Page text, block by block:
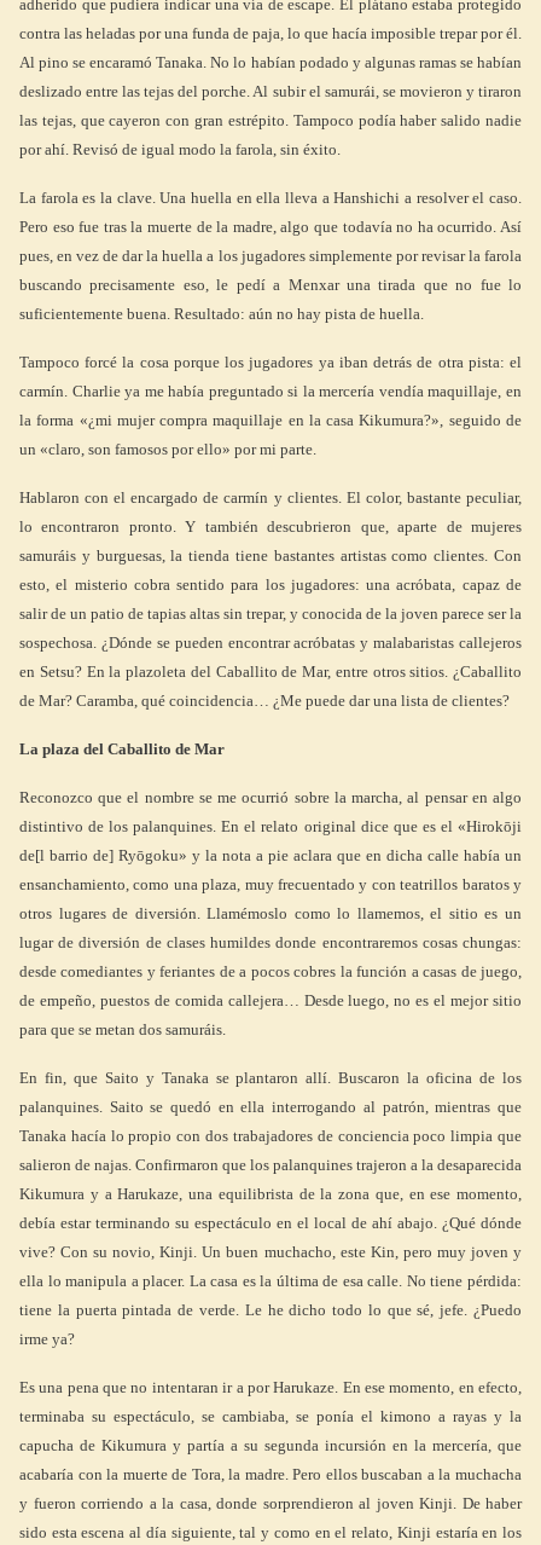
adherido que pudiera indicar una vía de escape. El plátano estaba protegido
contra las heladas por una funda de paja, lo que hacía imposible trepar por él.
Al pino se encaramó Tanaka. No lo habían podado y algunas ramas se habían
deslizado entre las tejas del porche. Al subir el samurái, se movieron y tiraron
las tejas, que cayeron con gran estrépito. Tampoco podía haber salido nadie
por ahí. Revisó de igual modo la farola, sin éxito.
La farola es la clave. Una huella en ella lleva a Hanshichi a resolver el caso.
Pero eso fue tras la muerte de la madre, algo que todavía no ha ocurrido. Así
pues, en vez de dar la huella a los jugadores simplemente por revisar la farola
buscando precisamente eso, le pedí a Menxar una tirada que no fue lo
suficientemente buena. Resultado: aún no hay pista de huella.
Tampoco forcé la cosa porque los jugadores ya iban detrás de otra pista: el
carmín. Charlie ya me había preguntado si la mercería vendía maquillaje, en
la forma «¿mi mujer compra maquillaje en la casa Kikumura?», seguido de
un «claro, son famosos por ello» por mi parte.
Hablaron con el encargado de carmín y clientes. El color, bastante peculiar,
lo encontraron pronto. Y también descubrieron que, aparte de mujeres
samuráis y burguesas, la tienda tiene bastantes artistas como clientes. Con
esto, el misterio cobra sentido para los jugadores: una acróbata, capaz de
salir de un patio de tapias altas sin trepar, y conocida de la joven parece ser la
sospechosa. ¿Dónde se pueden encontrar acróbatas y malabaristas callejeros
en Setsu? En la plazoleta del Caballito de Mar, entre otros sitios. ¿Caballito
de Mar? Caramba, qué coincidencia… ¿Me puede dar una lista de clientes?
La plaza del Caballito de Mar
Reconozco que el nombre se me ocurrió sobre la marcha, al pensar en algo
distintivo de los palanquines. En el relato original dice que es el «Hirokōji
de[l barrio de] Ryōgoku» y la nota a pie aclara que en dicha calle había un
ensanchamiento, como una plaza, muy frecuentado y con teatrillos baratos y
otros lugares de diversión. Llamémoslo como lo llamemos, el sitio es un
lugar de diversión de clases humildes donde encontraremos cosas chungas:
desde comediantes y feriantes de a pocos cobres la función a casas de juego,
de empeño, puestos de comida callejera… Desde luego, no es el mejor sitio
para que se metan dos samuráis.
En fin, que Saito y Tanaka se plantaron allí. Buscaron la oficina de los
palanquines. Saito se quedó en ella interrogando al patrón, mientras que
Tanaka hacía lo propio con dos trabajadores de conciencia poco limpia que
salieron de najas. Confirmaron que los palanquines trajeron a la desaparecida
Kikumura y a Harukaze, una equilibrista de la zona que, en ese momento,
debía estar terminando su espectáculo en el local de ahí abajo. ¿Qué dónde
vive? Con su novio, Kinji. Un buen muchacho, este Kin, pero muy joven y
ella lo manipula a placer. La casa es la última de esa calle. No tiene pérdida:
tiene la puerta pintada de verde. Le he dicho todo lo que sé, jefe. ¿Puedo
irme ya?
Es una pena que no intentaran ir a por Harukaze. En ese momento, en efecto,
terminaba su espectáculo, se cambiaba, se ponía el kimono a rayas y la
capucha de Kikumura y partía a su segunda incursión en la mercería, que
acabaría con la muerte de Tora, la madre. Pero ellos buscaban a la muchacha
y fueron corriendo a la casa, donde sorprendieron al joven Kinji. De haber
sido esta escena al día siguiente, tal y como en el relato, Kinji estaría en los